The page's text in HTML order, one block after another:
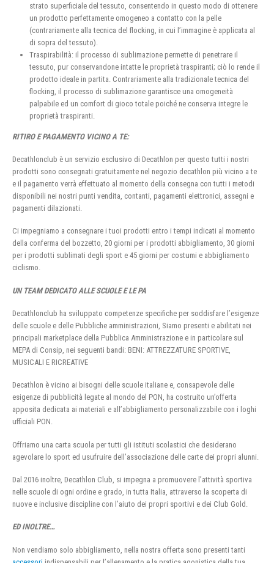
strato superficiale del tessuto, consentendo in questo modo di ottenere
un prodotto perfettamente omogeneo a contatto con la pelle
(contrariamente alla tecnica del flocking, in cui l’immagine è applicata al
di sopra del tessuto).
Traspirabilità: il processo di sublimazione permette di penetrare il
tessuto, pur conservandone intatte le proprietà traspiranti; ciò lo rende il
prodotto ideale in partita. Contrariamente alla tradizionale tecnica del
flocking, il processo di sublimazione garantisce una omogeneità
palpabile ed un comfort di gioco totale poiché ne conserva integre le
proprietà traspiranti.
RITIRO E PAGAMENTO VICINO A TE:
Decathlonclub è un servizio esclusivo di Decathlon per questo tutti i nostri
prodotti sono consegnati gratuitamente nel negozio decathlon più vicino a te
e il pagamento verrà effettuato al momento della consegna con tutti i metodi
disponibili nei nostri punti vendita, contanti, pagamenti elettronici, assegni e
pagamenti dilazionati.
Ci impegniamo a consegnare i tuoi prodotti entro i tempi indicati al momento
della conferma del bozzetto, 20 giorni per i prodotti abbigliamento, 30 giorni
per i prodotti sublimati degli sport e 45 giorni per costumi e abbigliamento
ciclismo.
UN TEAM DEDICATO ALLE SCUOLE E LE PA
Decathlonclub ha sviluppato competenze specifiche per soddisfare l’esigenze
delle scuole e delle Pubbliche amministrazioni, Siamo presenti e abilitati nei
principali marketplace della Pubblica Amministrazione e in particolare sul
MEPA di Consip, nei seguenti bandi: BENI: ATTREZZATURE SPORTIVE,
MUSICALI E RICREATIVE
Decathlon è vicino ai bisogni delle scuole italiane e, consapevole delle
esigenze di pubblicità legate al mondo del PON, ha costruito un’offerta
apposita dedicata ai materiali e all’abbigliamento personalizzabile con i loghi
ufficiali PON.
Offriamo una carta scuola per tutti gli istituti scolastici che desiderano
agevolare lo sport ed usufruire dell’associazione delle carte dei propri alunni.
Dal 2016 inoltre, Decathlon Club, si impegna a promuovere l’attività sportiva
nelle scuole di ogni ordine e grado, in tutta Italia, attraverso la scoperta di
nuove e inclusive discipline con l’aiuto dei propri sportivi e dei Club Gold.
ED INOLTRE…
Non vendiamo solo abbigliamento, nella nostra offerta sono presenti tanti